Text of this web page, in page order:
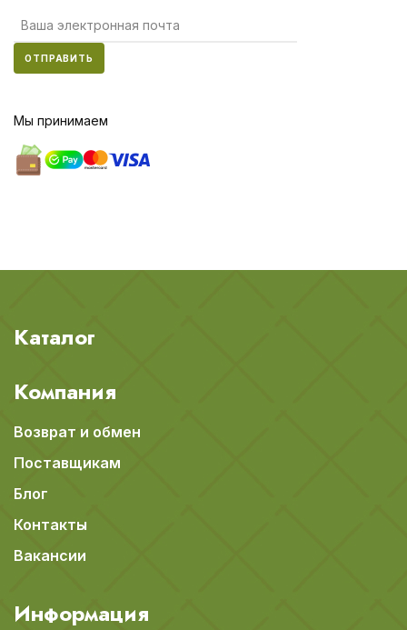
ОТПРАВИТЬ
Мы принимаем
Каталог
Компания
Возврат и обмен
Поставщикам
Блог
Контакты
Вакансии
Информация